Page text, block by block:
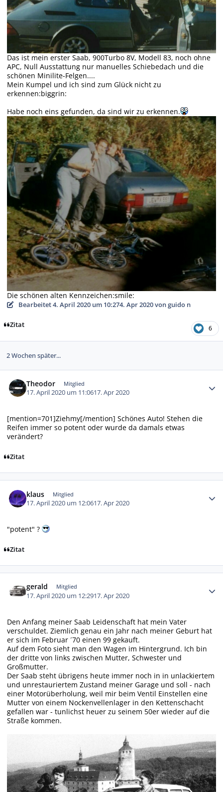
Das ist mein erster Saab, 900Turbo 8V, Modell 83, noch ohne
APC, Null Ausstattung nur manuelles Schiebedach und die
schönen Minilite-Felgen....
Mein Kumpel und ich sind zum Glück nicht zu
erkennen:biggrin:
Habe noch eins gefunden, da sind wir zu erkennen.
Die schönen alten Kennzeichen:smile:
Bearbeitet4. April 2020 um 10:274. Apr 2020von guido n
Zitat 6
2 Wochen später...
Theodor Mitglied
17. April 2020 um 11:0617. Apr 2020
[mention=701]Ziehmy[/mention] Schönes Auto! Stehen die
Reifen immer so potent oder wurde da damals etwas
verändert?
Zitat
klaus Mitglied
17. April 2020 um 12:0617. Apr 2020
"potent" ?
Zitat
gerald Mitglied
17. April 2020 um 12:2917. Apr 2020
Den Anfang meiner Saab Leidenschaft hat mein Vater
verschuldet. Ziemlich genau ein Jahr nach meiner Geburt hat
er sich im Februar ´70 einen 99 gekauft.
Auf dem Foto sieht man den Wagen im Hintergrund. Ich bin
der dritte von links zwischen Mutter, Schwester und
Großmutter.
Der Saab steht übrigens heute immer noch in in unlackiertem
und unrestauriertem Zustand meiner Garage und soll - nach
einer Motorüberholung, weil mir beim Ventil Einstellen eine
Mutter von einem Nockenvellenlager in den Kettenschacht
gefallen war - tunlichst heuer zu seinem 50er wieder auf die
Straße kommen.